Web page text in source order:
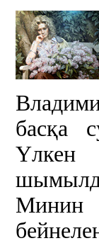
басқа
Үлкен
Минин